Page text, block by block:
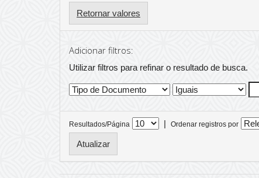
Retornar valores
Adicionar filtros:
Utilizar filtros para refinar o resultado de busca.
Resultados/Página | Ordenar registros por